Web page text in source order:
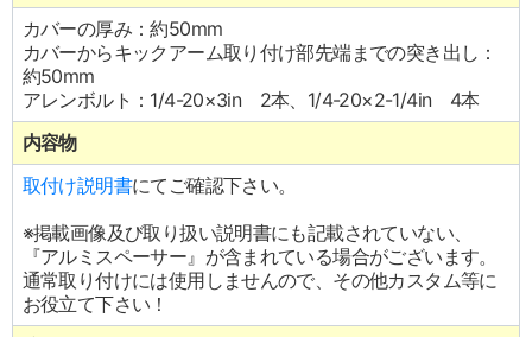
カバーの厚み：約50mm
カバーからキックアーム取り付け部先端までの突き出し：
約50mm
アレンボルト：1/4-20×3in 2本、1/4-20×2-1/4in 4本
内容物
取付け説明書にてご確認下さい。
※掲載画像及び取り扱い説明書にも記載されていない、
『アルミスペーサー』が含まれている場合がございます。
通常取り付けには使用しませんので、その他カスタム等に
お役立て下さい！